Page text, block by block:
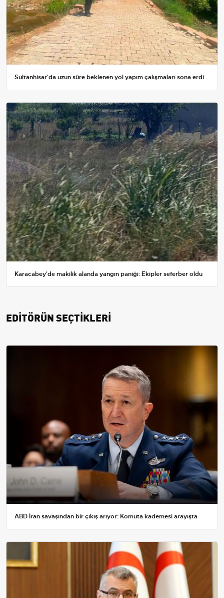
Sultanhisar'da uzun süre beklenen yol yapım çalışmaları sona erdi
Karacabey'de makilik alanda yangın paniği: Ekipler seferber oldu
EDİTÖRÜN SEÇTİKLERİ
ABD İran savaşından bir çıkış arıyor: Komuta kademesi arayışta